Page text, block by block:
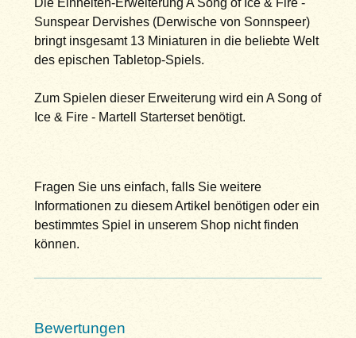
Sunspear Dervishes (Derwische von Sonnspeer)
bringt insgesamt 13 Miniaturen in die beliebte Welt
des epischen Tabletop-Spiels.
Zum Spielen dieser Erweiterung wird ein A Song of
Ice & Fire - Martell Starterset benötigt.
Fragen Sie uns einfach, falls Sie weitere
Informationen zu diesem Artikel benötigen oder ein
bestimmtes Spiel in unserem Shop nicht finden
können.
Bewertungen